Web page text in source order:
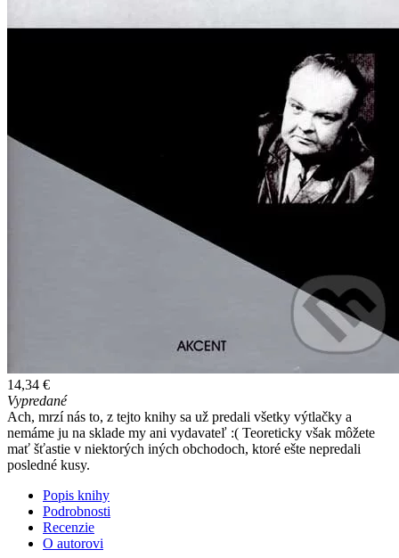
14,34 €
Vypredané
Ach, mrzí nás to, z tejto knihy sa už predali všetky výtlačky a
nemáme ju na sklade my ani vydavateľ :( Teoreticky však môžete
mať šťastie v niektorých iných obchodoch, ktoré ešte nepredali
posledné kusy.
Popis knihy
Podrobnosti
Recenzie
O autorovi